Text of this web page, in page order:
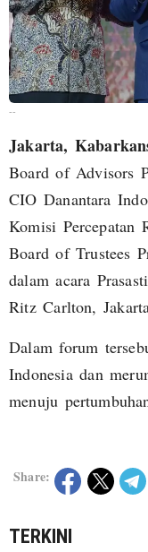
--
Jakarta,
Board of Advisors
CIO Danantara
Komisi Percepatan
Board of Trustees
dalam acara
Ritz Carlton,
Dalam forum
Indonesia dan
menuju
Share:
TERKINI